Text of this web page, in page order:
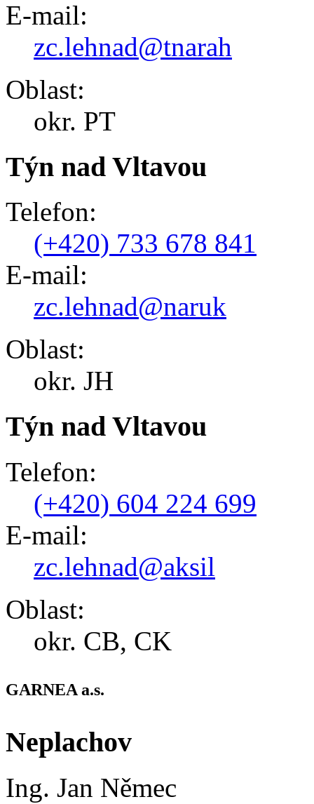
E-mail:
zc.lehnad@tnarah
Oblast:
okr. PT
Týn nad Vltavou
Telefon:
(+420) 733 678 841
E-mail:
zc.lehnad@naruk
Oblast:
okr. JH
Týn nad Vltavou
Telefon:
(+420) 604 224 699
E-mail:
zc.lehnad@aksil
Oblast:
okr. CB, CK
GARNEA a.s.
Neplachov
Ing. Jan Němec